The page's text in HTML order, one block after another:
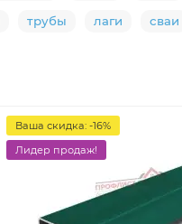
трубы лаги сваи
Ваша скидка: -16%
Лидер продаж!